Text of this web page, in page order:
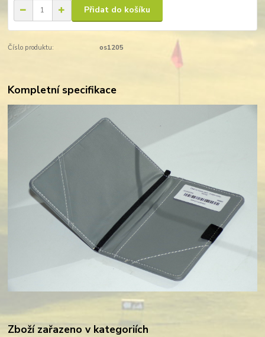
Přidat do košíku
Číslo produktu: os1205
Kompletní specifikace
Zboží zařazeno v kategoriích